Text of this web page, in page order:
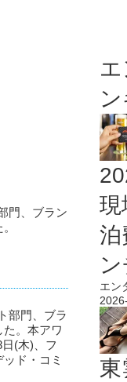
門、ブラン
部門、ブラ
。本アワ
(木)、フ
ド・コミ
現
泊
エン
東